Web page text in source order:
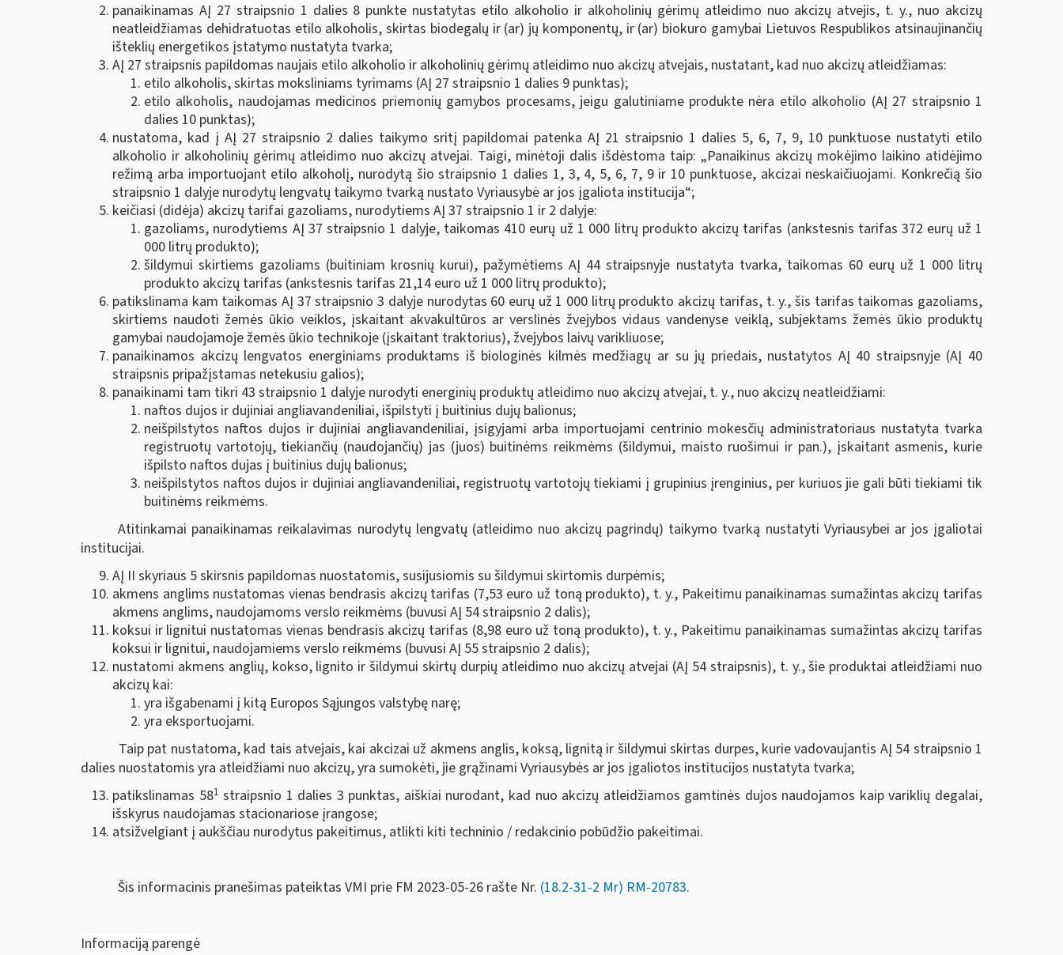
panaikinamas AĮ 27 straipsnio 1 dalies 8 punkte nustatytas etilo alkoholio ir alkoholinių gėrimų atleidimo nuo akcizų atvejis, t. y., nuo akcizų
neatleidžiamas dehidratuotas etilo alkoholis, skirtas biodegalų ir (ar) jų komponentų, ir (ar) biokuro gamybai Lietuvos Respublikos atsinaujinančių
išteklių energetikos įstatymo nustatyta tvarka;
AĮ 27 straipsnis papildomas naujais etilo alkoholio ir alkoholinių gėrimų atleidimo nuo akcizų atvejais, nustatant, kad nuo akcizų atleidžiamas:
etilo alkoholis, skirtas moksliniams tyrimams (AĮ 27 straipsnio 1 dalies 9 punktas);
etilo alkoholis, naudojamas medicinos priemonių gamybos procesams, jeigu galutiniame produkte nėra etilo alkoholio (AĮ 27 straipsnio 1
dalies 10 punktas);
nustatoma, kad į AĮ 27 straipsnio 2 dalies taikymo sritį papildomai patenka AĮ 21 straipsnio 1 dalies 5, 6, 7, 9, 10 punktuose nustatyti etilo
alkoholio ir alkoholinių gėrimų atleidimo nuo akcizų atvejai. Taigi, minėtoji dalis išdėstoma taip: „Panaikinus akcizų mokėjimo laikino atidėjimo
režimą arba importuojant etilo alkoholį, nurodytą šio straipsnio 1 dalies 1, 3, 4, 5, 6, 7, 9 ir 10 punktuose, akcizai neskaičiuojami. Konkrečią šio
straipsnio 1 dalyje nurodytų lengvatų taikymo tvarką nustato Vyriausybė ar jos įgaliota institucija“;
keičiasi (didėja) akcizų tarifai gazoliams, nurodytiems AĮ 37 straipsnio 1 ir 2 dalyje:
gazoliams, nurodytiems AĮ 37 straipsnio 1 dalyje, taikomas 410 eurų už 1 000 litrų produkto akcizų tarifas (ankstesnis tarifas 372 eurų už 1
000 litrų produkto);
šildymui skirtiems gazoliams (buitiniam krosnių kurui), pažymėtiems AĮ 44 straipsnyje nustatyta tvarka, taikomas 60 eurų už 1 000 litrų
produkto akcizų tarifas (ankstesnis tarifas 21,14 euro už 1 000 litrų produkto);
patikslinama kam taikomas AĮ 37 straipsnio 3 dalyje nurodytas 60 eurų už 1 000 litrų produkto akcizų tarifas, t. y., šis tarifas taikomas gazoliams,
skirtiems naudoti žemės ūkio veiklos, įskaitant akvakultūros ar verslinės žvejybos vidaus vandenyse veiklą, subjektams žemės ūkio produktų
gamybai naudojamoje žemės ūkio technikoje (įskaitant traktorius), žvejybos laivų varikliuose;
panaikinamos akcizų lengvatos energiniams produktams iš biologinės kilmės medžiagų ar su jų priedais, nustatytos AĮ 40 straipsnyje (AĮ 40
straipsnis pripažįstamas netekusiu galios);
panaikinami tam tikri 43 straipsnio 1 dalyje nurodyti energinių produktų atleidimo nuo akcizų atvejai, t. y., nuo akcizų neatleidžiami:
naftos dujos ir dujiniai angliavandeniliai, išpilstyti į buitinius dujų balionus;
neišpilstytos naftos dujos ir dujiniai angliavandeniliai, įsigyjami arba importuojami centrinio mokesčių administratoriaus nustatyta tvarka
registruotų vartotojų, tiekiančių (naudojančių) jas (juos) buitinėms reikmėms (šildymui, maisto ruošimui ir pan.), įskaitant asmenis, kurie
išpilsto naftos dujas į buitinius dujų balionus;
neišpilstytos naftos dujos ir dujiniai angliavandeniliai, registruotų vartotojų tiekiami į grupinius įrenginius, per kuriuos jie gali būti tiekiami tik
buitinėms reikmėms.
Atitinkamai panaikinamas reikalavimas nurodytų lengvatų (atleidimo nuo akcizų pagrindų) taikymo tvarką nustatyti Vyriausybei ar jos įgaliotai
institucijai.
AĮ II skyriaus 5 skirsnis papildomas nuostatomis, susijusiomis su šildymui skirtomis durpėmis;
akmens anglims nustatomas vienas bendrasis akcizų tarifas (7,53 euro už toną produkto), t. y., Pakeitimu panaikinamas sumažintas akcizų tarifas
akmens anglims, naudojamoms verslo reikmėms (buvusi AĮ 54 straipsnio 2 dalis);
koksui ir lignitui nustatomas vienas bendrasis akcizų tarifas (8,98 euro už toną produkto), t. y., Pakeitimu panaikinamas sumažintas akcizų tarifas
koksui ir lignitui, naudojamiems verslo reikmėms (buvusi AĮ 55 straipsnio 2 dalis);
nustatomi akmens anglių, kokso, lignito ir šildymui skirtų durpių atleidimo nuo akcizų atvejai (AĮ 54 straipsnis), t. y., šie produktai atleidžiami nuo
akcizų kai:
yra išgabenami į kitą Europos Sąjungos valstybę narę;
yra eksportuojami.
Taip pat nustatoma, kad tais atvejais, kai akcizai už akmens anglis, koksą, lignitą ir šildymui skirtas durpes, kurie vadovaujantis AĮ 54 straipsnio 1
dalies nuostatomis yra atleidžiami nuo akcizų, yra sumokėti, jie grąžinami Vyriausybės ar jos įgaliotos institucijos nustatyta tvarka;
patikslinamas 581 straipsnio 1 dalies 3 punktas, aiškiai nurodant, kad nuo akcizų atleidžiamos gamtinės dujos naudojamos kaip variklių degalai,
išskyrus naudojamas stacionariose įrangose;
atsižvelgiant į aukščiau nurodytus pakeitimus, atlikti kiti techninio / redakcinio pobūdžio pakeitimai.
Šis informacinis pranešimas pateiktas VMI prie FM 2023-05-26 rašte Nr. (18.2-31-2 Mr) RM-20783.
Informaciją parengė